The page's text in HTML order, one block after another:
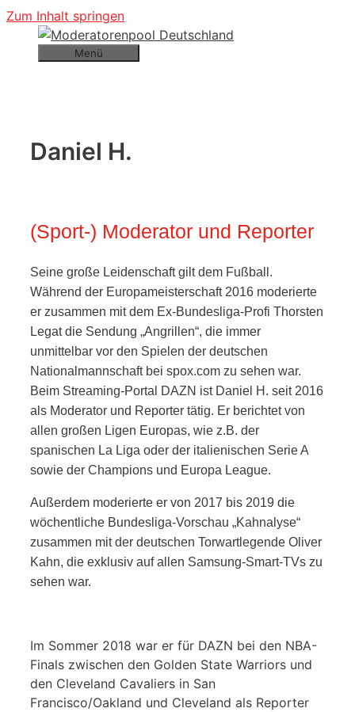
Zum Inhalt springen
Menü
Daniel H.
(Sport-) Moderator und Reporter
Seine große Leidenschaft gilt dem Fußball.
Während der Europameisterschaft 2016 moderierte
er zusammen mit dem Ex-Bundesliga-Profi Thorsten
Legat die Sendung „Angrillen“, die immer
unmittelbar vor den Spielen der deutschen
Nationalmannschaft bei spox.com zu sehen war.
Beim Streaming-Portal DAZN ist Daniel H. seit 2016
als Moderator und Reporter tätig. Er berichtet von
allen großen Ligen Europas, wie z.B. der
spanischen La Liga oder der italienischen Serie A
sowie der Champions und Europa League.
Außerdem moderierte er von 2017 bis 2019 die
wöchentliche Bundesliga-Vorschau „Kahnalyse“
zusammen mit der deutschen Torwartlegende Oliver
Kahn, die exklusiv auf allen Samsung-Smart-TVs zu
sehen war.
Im Sommer 2018 war er für DAZN bei den NBA-
Finals zwischen den Golden State Warriors und
den Cleveland Cavaliers in San
Francisco/Oakland und Cleveland als Reporter